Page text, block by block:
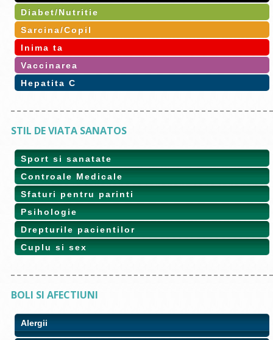
Diabet/Nutritie
Sarcina/Copil
Inima ta
Vaccinarea
Hepatita C
STIL DE VIATA SANATOS
Sport si sanatate
Controale Medicale
Sfaturi pentru parinti
Psihologie
Drepturile pacientilor
Cuplu si sex
BOLI SI AFECTIUNI
Alergii